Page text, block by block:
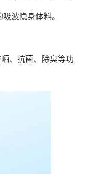
波隐身体料。
、抗菌、除臭等功